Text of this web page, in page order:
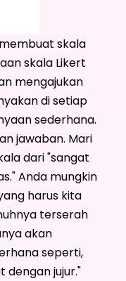
skala
skala Likert
mengajukan
di setiap
sederhana.
jawaban. Mari
dari "sangat
Anda mungkin
harus kita
terserah
akan
seperti,
dengan jujur."